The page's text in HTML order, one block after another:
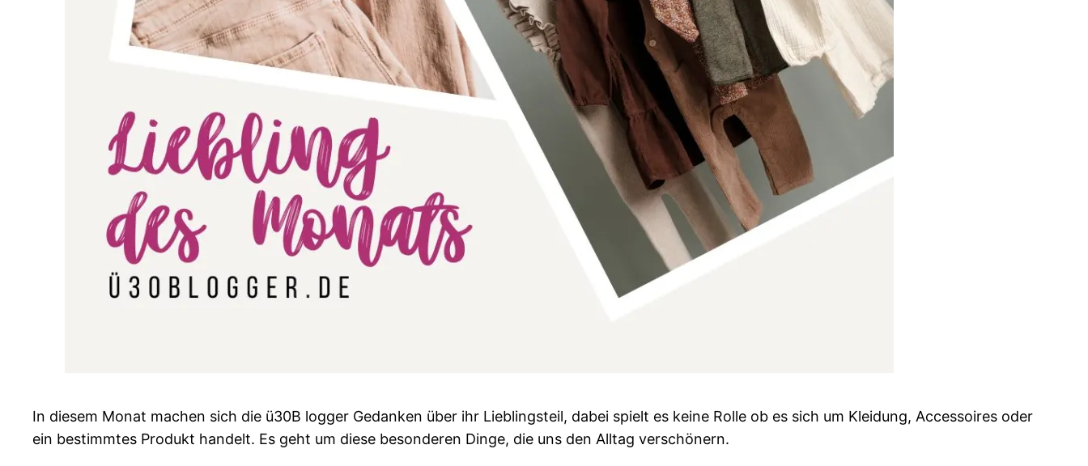
In diesem Monat machen sich die ü30B logger Gedanken über ihr Lieblingsteil, dabei spielt es keine Rolle ob es sich um Kleidung, Accessoires oder
ein bestimmtes Produkt handelt. Es geht um diese besonderen Dinge, die uns den Alltag verschönern.